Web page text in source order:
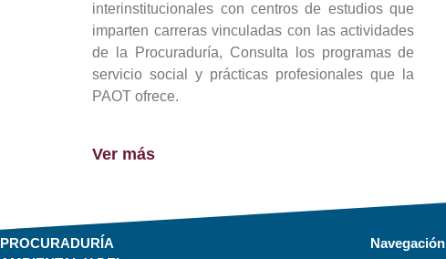
interinstitucionales con centros de estudios que
imparten carreras vinculadas con las actividades
de la Procuraduría, Consulta los programas de
servicio social y prácticas profesionales que la
PAOT ofrece.
Ver más
PROCURADURÍA
Navegación